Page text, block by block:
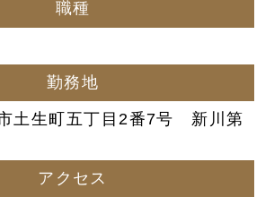
職種
勤務地
土生町五丁目2番7号 新川第
アクセス